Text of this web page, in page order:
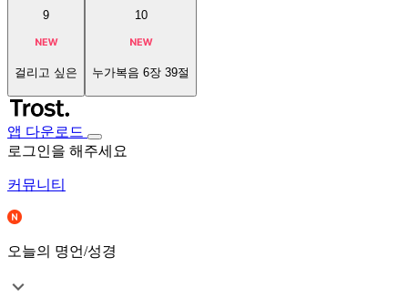
9
걸리고 싶은
10
누가복음 6장 39절
앱 다운로드
로그인을 해주세요
커뮤니티
오늘의 명언/성경